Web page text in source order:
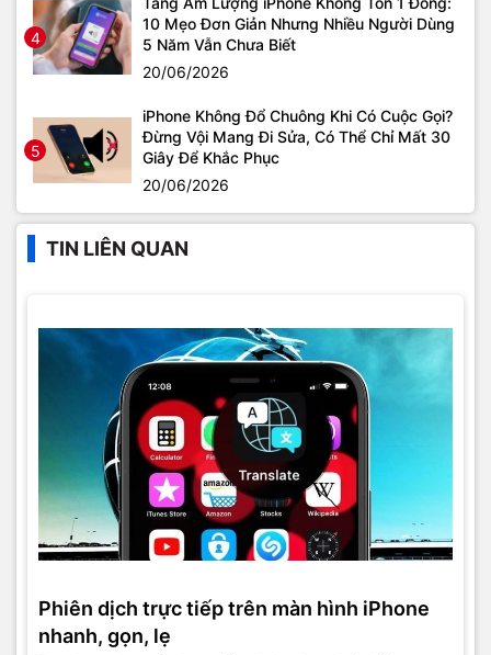
4
10 Mẹo Đơn Giản Nhưng Nhiều Người Dùng
5 Năm Vẫn Chưa Biết
20/06/2026
5
iPhone Không Đổ Chuông Khi Có Cuộc Gọi?
Đừng Vội Mang Đi Sửa, Có Thể Chỉ Mất 30
Giây Để Khắc Phục
20/06/2026
TIN LIÊN QUAN
Phiên dịch trực tiếp trên màn hình iPhone
nhanh, gọn, lẹ